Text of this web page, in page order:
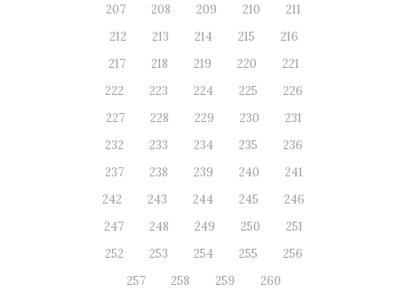
207
208 209 210
211
212
213 214 215
216
217
218 219 220
221
222
223 224 225
226
227
228 229 230
231
232
233 234 235
236
237
238 239 240
241
242
243 244 245
246
247
248 249 250
251
252
253 254 255
256
257
258 259 260